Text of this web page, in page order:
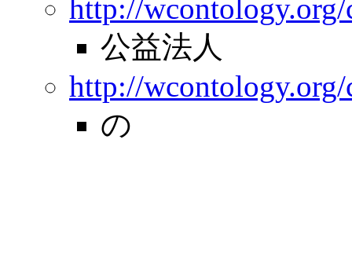
http://
公益法人
http://wcontology.org/
の